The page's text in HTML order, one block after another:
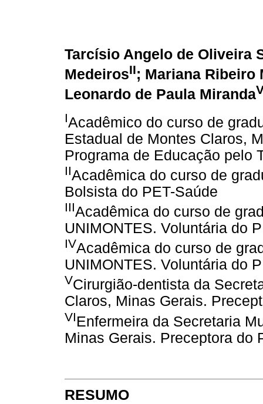
Tarcísio Angelo de Oliveira
MedeirosII; Mariana Ribeiro
Leonardo de Paula Miranda
IAcadêmico do curso de
Estadual de Montes Claros,
Programa de Educação pelo
IIAcadêmica do curso de
Bolsista do PET-Saúde
IIIAcadêmica do curso de
UNIMONTES. Voluntária do
IVAcadêmica do curso de
UNIMONTES. Voluntária do
VCirurgião-dentista da
Claros, Minas Gerais.
VIEnfermeira da Secretaria
Minas Gerais. Preceptora do
RESUMO